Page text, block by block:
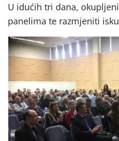
U idućih tri dana,
panelima te razmjeniti